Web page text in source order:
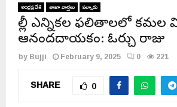
అంధ్రప్రదేశ్ తాజా వార్తలు పల్నాడు
ఢిల్లీ ఎన్నికల ఫలితాలలో కమల
ఆనందదాయకం: ఓర్చు రాజు
byBujji February 9, 2025 0 221
SHARE 0